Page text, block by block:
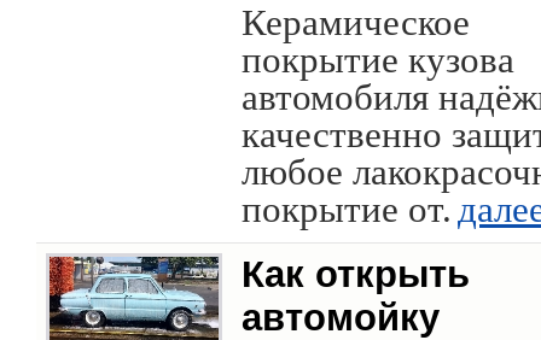
Керамическое
покрытие кузова
автомобиля
качественно
любое
покрытие от.
Как открыть
автомойку